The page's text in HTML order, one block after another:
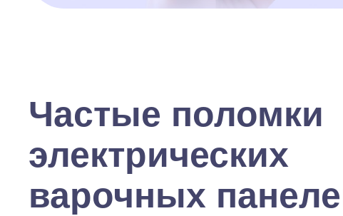
Частые поломки
электрических
варочных